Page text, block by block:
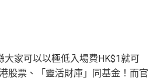
大家可以以極低入場費HK$1就可
股票、「靈活財庫」同基金！而官